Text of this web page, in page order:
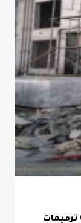
مقاول ترميمات الرياض ت: 0532068305 ترميمات